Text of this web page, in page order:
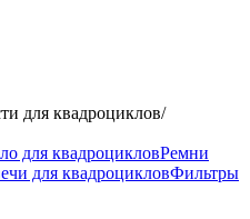
для квадроциклов/
для квадроцикловРемни
для квадроцикловФильтры